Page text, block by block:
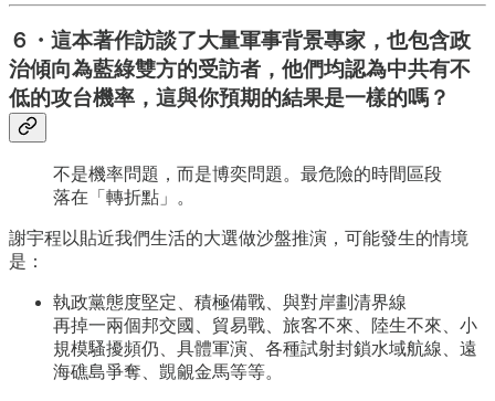
６・這本著作訪談了大量軍事背景專家，也包含政
治傾向為藍綠雙方的受訪者，他們均認為中共有不
低的攻台機率，這與你預期的結果是一樣的嗎？
不是機率問題，而是博奕問題。最危險的時間區段
落在「轉折點」。
謝宇程以貼近我們生活的大選做沙盤推演，可能發生的情境
是：
執政黨態度堅定、積極備戰、與對岸劃清界線
再掉一兩個邦交國、貿易戰、旅客不來、陸生不來、小
規模騷擾頻仍、具體軍演、各種試射封鎖水域航線、遠
海礁島爭奪、覬覦金馬等等。